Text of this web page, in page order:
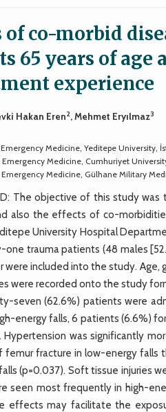
of co-morbid
65 years of
experience
Hakan Eren2, Mehmet Eryılmaz3
Medicine, Yeditepe University,
Medicine, Cumhuriyet
Medicine, Gülhane Military
The objective of this study
also the effects of co-
University Hospital
trauma patients (48 males
were included into the study. Age,
were recorded onto the study
seven (62.6%) patients were
energy falls, 6 patients (6.6%)
Hypertension was significantly
femur fracture in low-energy falls
(p=0.037). Soft tissue injuries
seen most frequently in high-
effects may facilitate the